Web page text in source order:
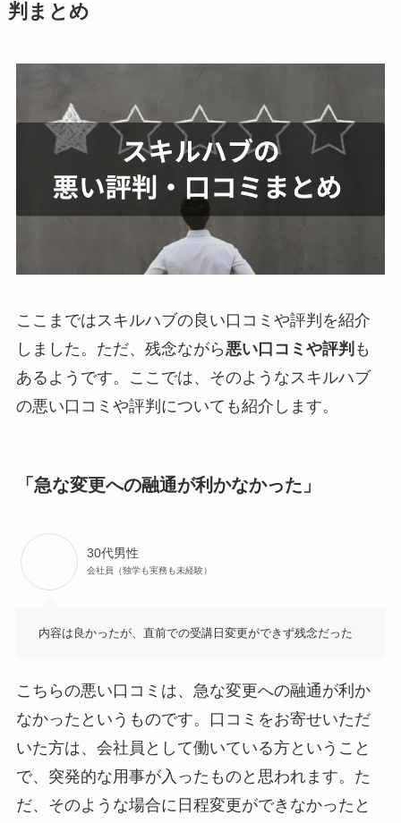
判まとめ
ここまではスキルハブの良い口コミや評判を紹介
しました。ただ、残念ながら悪い口コミや評判 も
あるようです。ここでは、そのようなスキルハブ
の悪い口コミや評判についても紹介します。
「急な変更への融通が利かなかった」
30代男性
会社員（独学も実務も未経験）
内容は良かったが、直前での受講日変更ができず残念だった
こちらの悪い口コミは、急な変更への融通が利か
なかったというものです。口コミをお寄せいただ
いた方は、会社員として働いている方ということ
で、突発的な用事が入ったものと思われます。た
だ、そのような場合に日程変更ができなかったと